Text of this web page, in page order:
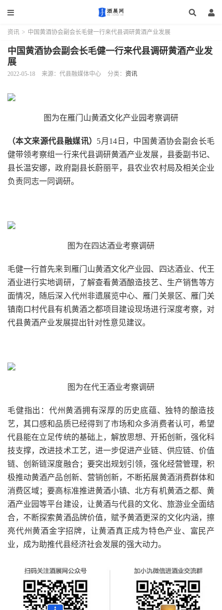
资讯 > 中国黄酒协会副会长毛健一行来代县调研黄酒产业发展
中国黄酒协会副会长毛健一行来代县调研黄酒产业发
展
2022-05-18 来源：代县融媒体中心 分类： 资讯
图为在雁门山黄酒文化产业园考察调研
（本文来源代县融媒讯） 5月14日，中国黄酒协会副会长毛
健带领考察组一行来代县调研黄酒产业发展，县委副 书记、
县长温安娜，政府副县长蔚丽平，县农业农村局及相关企业
负责同志一同调研。
图为在四达酒业考察调研
毛健一行首先来到雁门山黄酒文化产业园、四达酒业、代王
酒业进行实地调研，了解查看黄酒酿造技艺、生产销售等方
面情况， 随后深入代州非遗展览中心、雁门关景区、雁门关
镇南口村代县有机黄酒之都项目建设现场进行深度考察，对
代县黄酒产业发展提出针对性意见建议。
图为在代王酒业考察调研
毛健指出：代州黄酒拥有深厚的历史底蕴、独特的酿造技
艺，其口感和品质已经得到了市场和众多消费者认可，希望
代县能在立足传统的基础上，解放思想、开拓创新，强化科
技支撑，改进技术工艺，进一步促进产业链、供应链、价值
链、创新链深度融合； 要突出规划引领，强化经营管理，积
极推动黄酒产品创新、营销创新，不断拓展黄酒消费群体和
消费区域；要高标准推进黄酒小镇、北方有机黄酒之都、黄
酒产业园等平台建设，让黄酒与代县的文化、旅游业全面结
合，不断探索黄酒品牌价值，赋予黄酒更深的文化内涵，擦
亮代州黄酒金字招牌，让黄酒真正成为特色产业、富民产
业，成为助推代县经济社会发展的强大动力。